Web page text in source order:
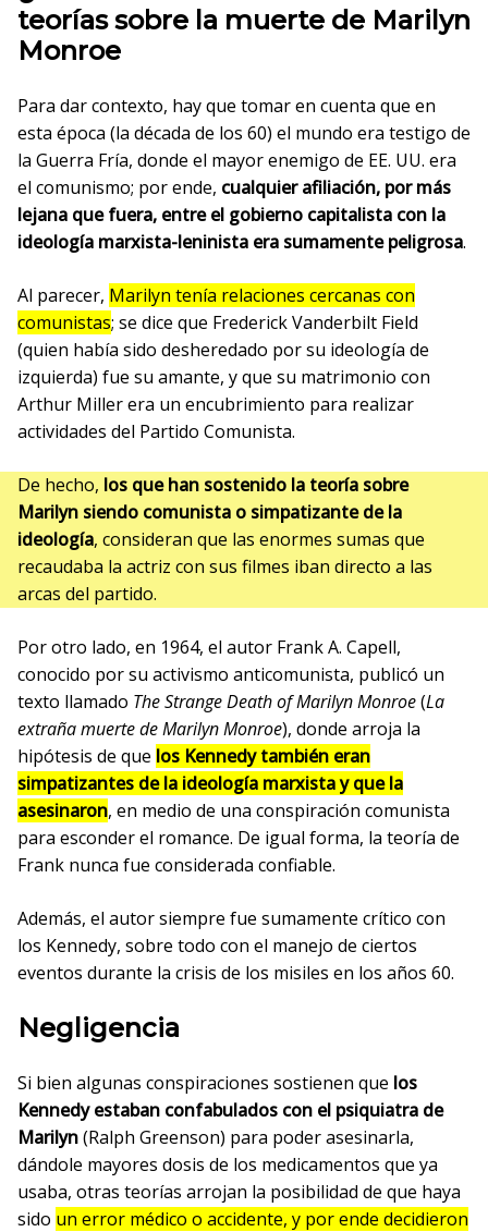
teorías sobre la muerte de Marilyn
Monroe
Para dar contexto, hay que tomar en cuenta que en
esta época (la década de los 60) el mundo era testigo de
la Guerra Fría, donde el mayor enemigo de EE. UU. era
el comunismo; por ende, cualquier afiliación, por más
lejana que fuera, entre el gobierno capitalista con la
ideología marxista-leninista era sumamente peligrosa.
Al parecer, Marilyn tenía relaciones cercanas con
comunistas; se dice que Frederick Vanderbilt Field
(quien había sido desheredado por su ideología de
izquierda) fue su amante, y que su matrimonio con
Arthur Miller era un encubrimiento para realizar
actividades del Partido Comunista.
De hecho, los que han sostenido la teoría sobre
Marilyn siendo comunista o simpatizante de la
ideología, consideran que las enormes sumas que
recaudaba la actriz con sus filmes iban directo a las
arcas del partido.
Por otro lado, en 1964, el autor Frank A. Capell,
conocido por su activismo anticomunista, publicó un
texto llamado The Strange Death of Marilyn Monroe(La
extraña muerte de Marilyn Monroe), donde arroja la
hipótesis de que los Kennedy también eran
simpatizantes de la ideología marxista y que la
asesinaron, en medio de una conspiración comunista
para esconder el romance. De igual forma, la teoría de
Frank nunca fue considerada confiable.
Además, el autor siempre fue sumamente crítico con
los Kennedy, sobre todo con el manejo de ciertos
eventos durante la crisis de los misiles en los años 60.
Negligencia
Si bien algunas conspiraciones sostienen que los
Kennedy estaban confabulados con el psiquiatra de
Marilyn(Ralph Greenson) para poder asesinarla,
dándole mayores dosis de los medicamentos que ya
usaba, otras teorías arrojan la posibilidad de que haya
sido un error médico o accidente, y por ende decidieron